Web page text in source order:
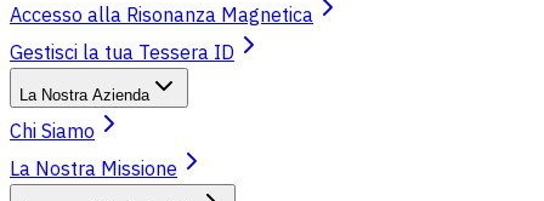
Accesso alla Risonanza Magnetica
Gestisci la tua Tessera ID
La Nostra Azienda
Chi Siamo
La Nostra Missione